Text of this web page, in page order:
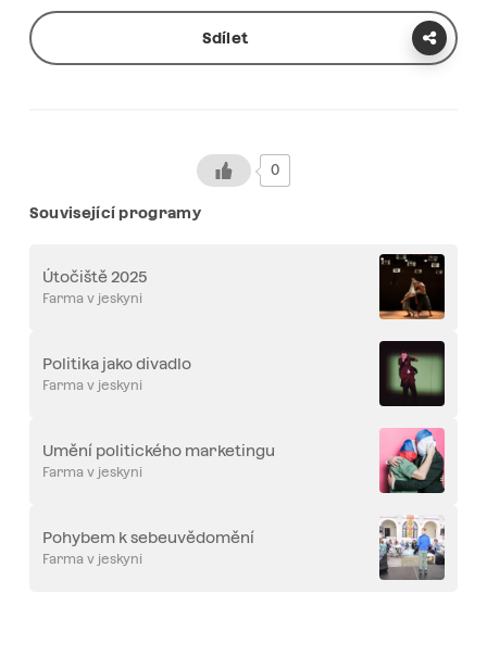
Sdílet
0
Související programy
Útočiště 2025
Farma v jeskyni
Politika jako divadlo
Farma v jeskyni
Umění politického marketingu
Farma v jeskyni
Pohybem k sebeuvědomění
Farma v jeskyni